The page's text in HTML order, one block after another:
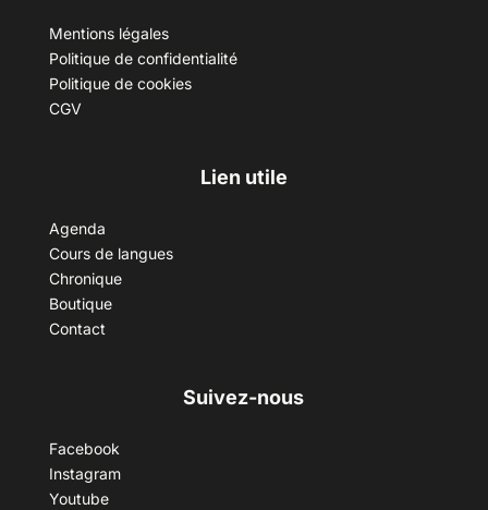
Mentions légales
Politique de confidentialité
Politique de cookies
CGV
Lien utile
Agenda
Cours de langues
Chronique
Boutique
Contact
Suivez-nous
Facebook
Instagram
Youtube